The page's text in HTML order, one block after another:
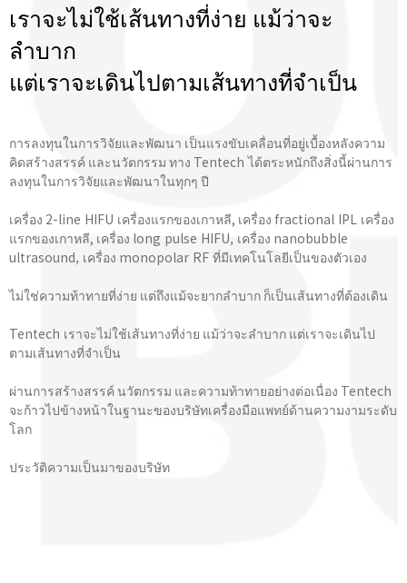
เราจะไม่ใช้เส้นทางที่ง่าย แม้ว่าจะ
ลำบาก
แต่เราจะเดินไปตามเส้นทางที่จําเป็น
การลงทุนในการวิจัยและพัฒนา เป็นแรงขับเคลื่อนที่อยู่เบื้องหลังความ
คิดสร้างสรรค์ และนวัตกรรม ทาง Tentech ได้ตระหนักถึงสิ่งนี้ผ่านการ
ลงทุนในการวิจัยและพัฒนาในทุกๆ ปี
เครื่อง 2-line HIFU เครื่องแรกของเกาหลี, เครื่อง fractional IPL เครื่อง
แรกของเกาหลี, เครื่อง long pulse HIFU, เครื่อง nanobubble
ultrasound, เครื่อง monopolar RF ที่มีเทคโนโลยีเป็นของตัวเอง
ไม่ใช่ความท้าทายที่ง่าย แต่ถึงแม้จะยากลำบาก ก็เป็นเส้นทางที่ต้องเดิน
Tentech เราจะไม่ใช้เส้นทางที่ง่าย แม้ว่าจะลำบาก แต่เราจะเดินไป
ตามเส้นทางที่จําเป็น
ผ่านการสร้างสรรค์ นวัตกรรม และความท้าทายอย่างต่อเนื่อง Tentech
จะก้าวไปข้างหน้าในฐานะของบริษัทเครื่องมือแพทย์ด้านความงามระดับ
โลก
ประวัติความเป็นมาของบริษัท